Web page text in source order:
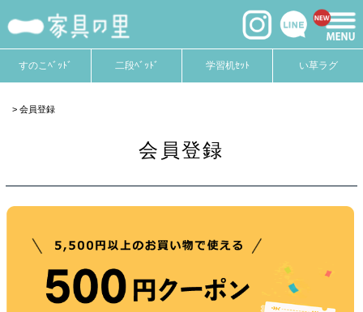
すのこﾍﾞｯﾄﾞ 二段ﾍﾞｯﾄﾞ 学習机ｾｯﾄ い草ラグ
会員登録
会員登録